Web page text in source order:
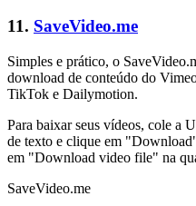
11. SaveVideo.me
Simples e prático, o
download de conteúdo do
TikTok e Dailymotion.
Para baixar seus vídeos, cole a
de texto e clique em
em "Download video file" na
SaveVideo.me